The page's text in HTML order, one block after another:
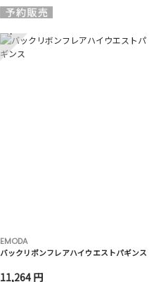
4
EMODA
バックリボンフレアハイウエストパギンス
11,264 円